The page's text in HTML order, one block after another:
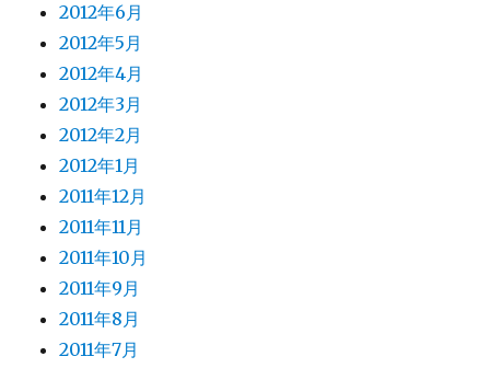
2012年6月
2012年5月
2012年4月
2012年3月
2012年2月
2012年1月
2011年12月
2011年11月
2011年10月
2011年9月
2011年8月
2011年7月